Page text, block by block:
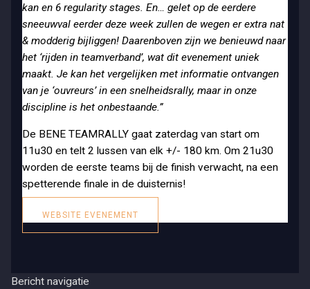
kan en 6 regularity stages. En… gelet op de eerdere
sneeuwval eerder deze week zullen de wegen er extra nat
& modderig bijliggen! Daarenboven zijn we benieuwd naar
het ‘rijden in teamverband’, wat dit evenement uniek
maakt. Je kan het vergelijken met informatie ontvangen
van je ‘ouvreurs’ in een snelheidsrally, maar in onze
discipline is het onbestaande.”
De BENE TEAMRALLY gaat zaterdag van start om
11u30 en telt 2 lussen van elk +/- 180 km. Om 21u30
worden de eerste teams bij de finish verwacht, na een
spetterende finale in de duisternis!
WEBSITE EVENEMENT
Bericht navigatie